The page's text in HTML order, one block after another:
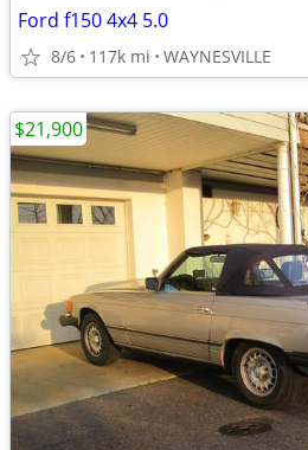
Ford f150 4x4 5.0
8/6 117k mi WAYNESVILLE
$21,900